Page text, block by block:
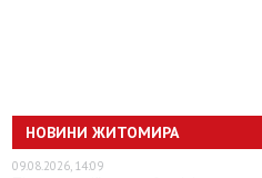
НОВИНИ ЖИТОМИРА
09.08.2026, 14:09